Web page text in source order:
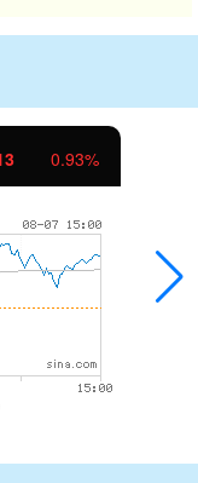
0.93%